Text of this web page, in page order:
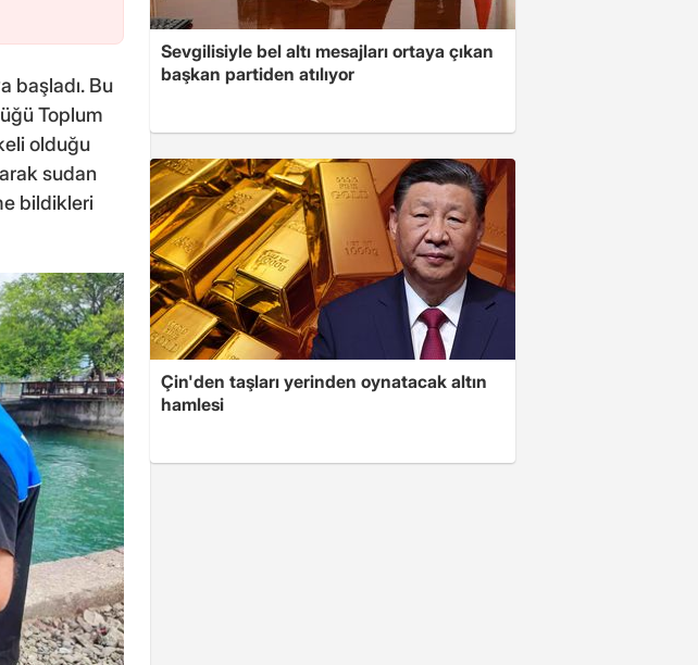
başladı. Bu
Toplum
olduğu
sudan
bildikleri
Sevgilisiyle bel altı mesajları ortaya çıkan
başkan partiden atılıyor
Çin'den taşları yerinden oynatacak altın
hamlesi